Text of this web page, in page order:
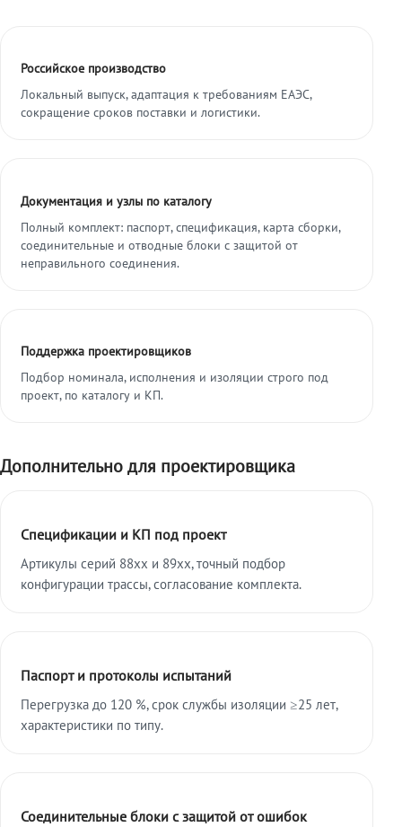
Российское производство
Локальный выпуск, адаптация к требованиям ЕАЭС,
сокращение сроков поставки и логистики.
Документация и узлы по каталогу
Полный комплект: паспорт, спецификация, карта сборки,
соединительные и отводные блоки с защитой от
неправильного соединения.
Поддержка проектировщиков
Подбор номинала, исполнения и изоляции строго под
проект, по каталогу и КП.
Дополнительно для проектировщика
Спецификации и КП под проект
Артикулы серий 88xx и 89xx, точный подбор
конфигурации трассы, согласование комплекта.
Паспорт и протоколы испытаний
Перегрузка до 120 %, срок службы изоляции ≥25 лет,
характеристики по типу.
Соединительные блоки с защитой от ошибок